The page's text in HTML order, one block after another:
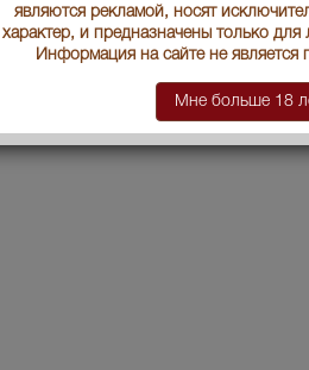
являются рекламой, носят
характер, и предназначены только для
Информация на сайте не является
Мне